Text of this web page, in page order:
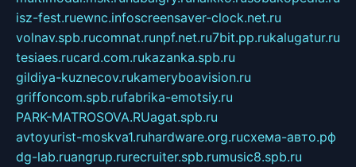
isz-fest.ruewnc.infoscreensaver-clock.net.ru
volnav.spb.rucomnat.runpf.net.ru7bit.pp.rukalugatur.ru
tesiaes.rucard.com.rukazanka.spb.ru
gildiya-kuznecov.rukameryboavision.ru
griffoncom.spb.rufabrika-emotsiy.ru
PARK-MATROSOVA.RUagat.spb.ru
avtoyurist-moskva1.ruhardware.org.ruсхема-авто.рф
dg-lab.ruangrup.rurecruiter.spb.rumusic8.spb.ru